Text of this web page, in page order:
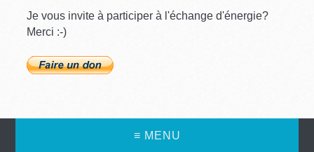
Je vous invite à participer à l'échange d'énergie?
Merci :-)
≡ MENU